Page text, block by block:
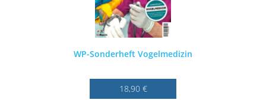
WP-Sonderheft Vogelmedizin
18,90 €